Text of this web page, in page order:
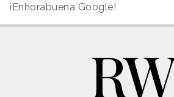
¡Enhorabuena Google!